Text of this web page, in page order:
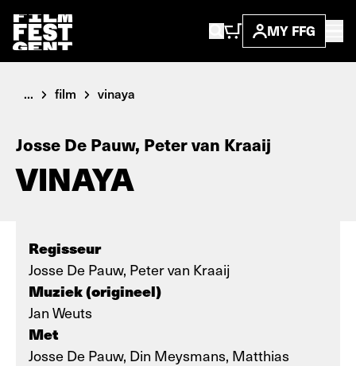
MY FFG
... film vinaya
Josse De Pauw, Peter van Kraaij
VINAYA
Regisseur
Josse De Pauw, Peter van Kraaij
Muziek (origineel)
Jan Weuts
Met
Josse De Pauw, Din Meysmans, Matthias